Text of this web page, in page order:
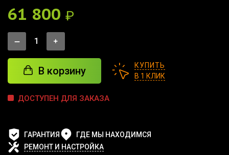
61 800 ₽
В корзину
КУПИТЬ
В 1 КЛИК
ДОСТУПЕН ДЛЯ ЗАКАЗА
ГАРАНТИЯ
ГДЕ МЫ НАХОДИМСЯ
РЕМОНТ И НАСТРОЙКА